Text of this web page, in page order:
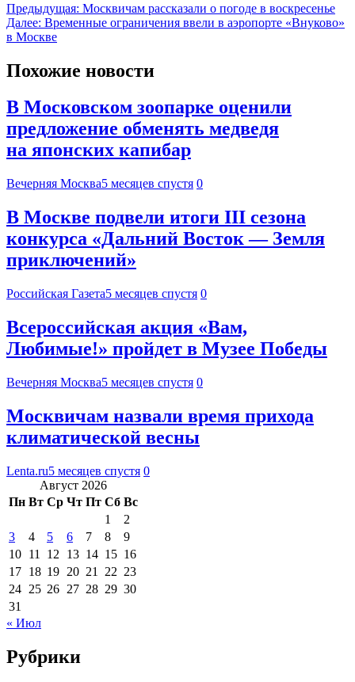
Предыдущая: Москвичам рассказали о погоде в воскресенье
Далее: Временные ограничения ввели в аэропорте «Внуково»
в Москве
Похожие новости
В Московском зоопарке оценили
предложение обменять медведя
на японских капибар
Вечерняя Москва5 месяцев спустя 0
В Москве подвели итоги III сезона
конкурса «Дальний Восток — Земля
приключений»
Российская Газета5 месяцев спустя 0
Всероссийская акция «Вам,
Любимые!» пройдет в Музее Победы
Вечерняя Москва5 месяцев спустя 0
Москвичам назвали время прихода
климатической весны
Lenta.ru5 месяцев спустя 0
Август 2026
Пн Вт Ср Чт Пт Сб Вс
1
2
3
4 5 6 7 8
9
10 11 12 13 14 15 16
17 18 19 20 21 22 23
24 25 26 27 28 29 30
31
« Июл
Рубрики